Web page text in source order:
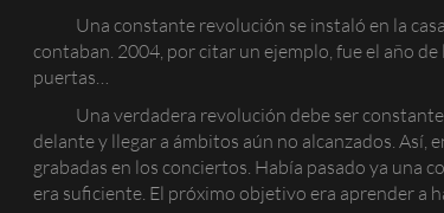
Una constante revolución se instaló en la
contaban. 2004, por citar un ejemplo, fue el año
puertas…
Una verdadera revolución debe ser
delante y llegar a ámbitos aún no alcanzados. Así,
grabadas en los conciertos. Había pasado ya una
era suficiente. El próximo objetivo era aprender a